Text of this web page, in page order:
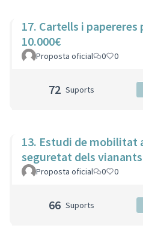
17. Cartells i papereres
10.000€
Proposta oficial 0 0
72 Suports
13. Estudi de mobilitat al barri per millorar la
seguretat dels vianants
Proposta oficial 0 0
66 Suports